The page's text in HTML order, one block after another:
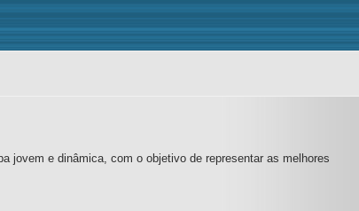
jovem e dinâmica, com o objetivo de representar as melhores